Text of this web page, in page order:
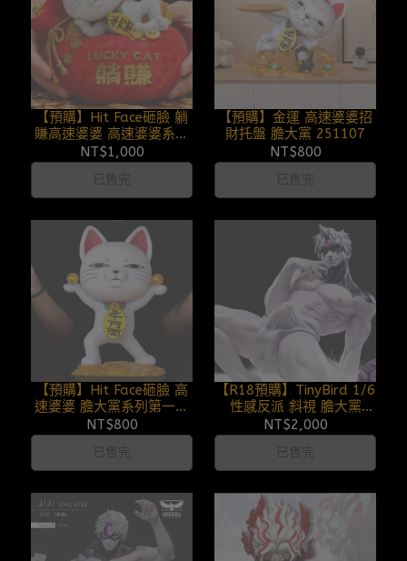
【預購】Hit Face砸臉 躺
賺高速婆婆 高速婆婆系列
第三彈 膽大黨 251121
NT$1,000
已售完
【預購】金運 高速婆婆招
財托盤 膽大黨 251107
NT$800
已售完
【預購】Hit Face砸臉 高
速婆婆 膽大黨系列第一彈
251110
NT$800
已售完
【R18預購】TinyBird 1/6
性感反派 斜視 膽大黨
251013
NT$2,000
已售完